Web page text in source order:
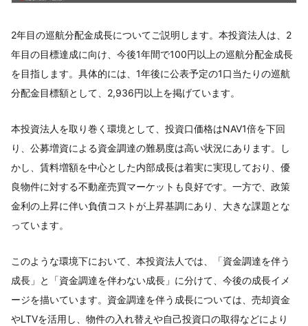
2年目の巡航分配金成長についてご説明します。本投資法人は、2
年目の目標達成に向け、今後1年間で100円以上の巡航分配金成長
を目指します。具体的には、1年後に公表予定の1口当たりの巡航
分配金目標額として、2,936円以上を掲げています。
本投資法人を取り巻く環境として、投資口価格はNAV1倍を下回
り、公募増資による資金調達の難易度は高い状況にあります。し
かし、賃料増額を中心とした内部成長は着実に実現しており、優
良物件に対する不動産売買マーケットも良好です。一方で、政策
金利の上昇に伴い負債コストが上昇基調にあり、大きな課題とな
っています。
このような環境下において、本投資法人では、「資金調達を伴う
成長」と「資金調達を伴わない成長」に分けて、今後の成長イメ
ージを描いています。資金調達を伴う成長については、売却資金
やLTVを活用し、物件の入れ替えや自己投資口の取得などにより